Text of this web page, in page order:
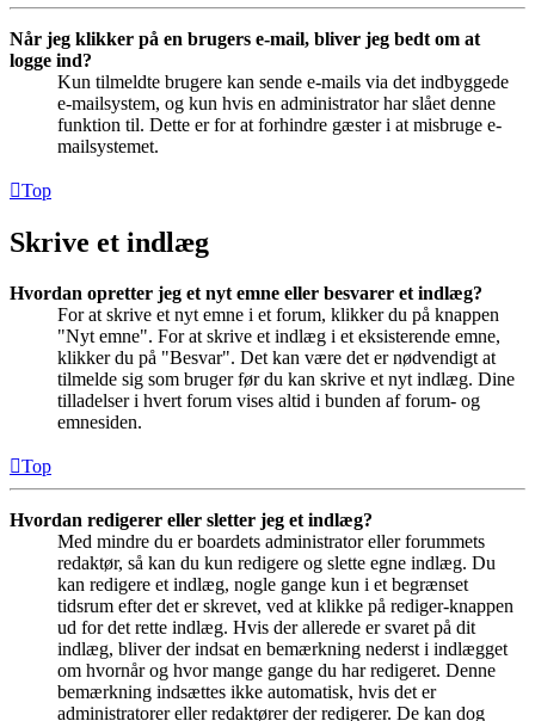
Når jeg klikker på en brugers e-mail, bliver jeg bedt om at
logge ind?
Kun tilmeldte brugere kan sende e-mails via det indbyggede
e-mailsystem, og kun hvis en administrator har slået denne
funktion til. Dette er for at forhindre gæster i at misbruge e-
mailsystemet.
Top
Skrive et indlæg
Hvordan opretter jeg et nyt emne eller besvarer et indlæg?
For at skrive et nyt emne i et forum, klikker du på knappen
"Nyt emne". For at skrive et indlæg i et eksisterende emne,
klikker du på "Besvar". Det kan være det er nødvendigt at
tilmelde sig som bruger før du kan skrive et nyt indlæg. Dine
tilladelser i hvert forum vises altid i bunden af forum- og
emnesiden.
Top
Hvordan redigerer eller sletter jeg et indlæg?
Med mindre du er boardets administrator eller forummets
redaktør, så kan du kun redigere og slette egne indlæg. Du
kan redigere et indlæg, nogle gange kun i et begrænset
tidsrum efter det er skrevet, ved at klikke på rediger-knappen
ud for det rette indlæg. Hvis der allerede er svaret på dit
indlæg, bliver der indsat en bemærkning nederst i indlægget
om hvornår og hvor mange gange du har redigeret. Denne
bemærkning indsættes ikke automatisk, hvis det er
administratorer eller redaktører der redigerer. De kan dog